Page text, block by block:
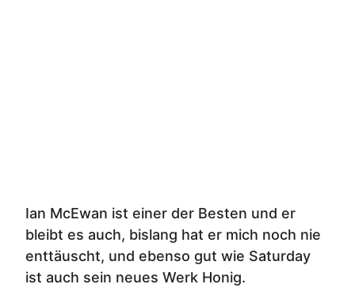
Ian McEwan ist einer der Besten und er
bleibt es auch, bislang hat er mich noch nie
enttäuscht, und ebenso gut wie Saturday
ist auch sein neues Werk Honig.